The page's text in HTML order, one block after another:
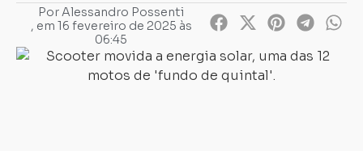
PorAlessandro Possenti
, em 16 fevereiro de 2025 às
06:45